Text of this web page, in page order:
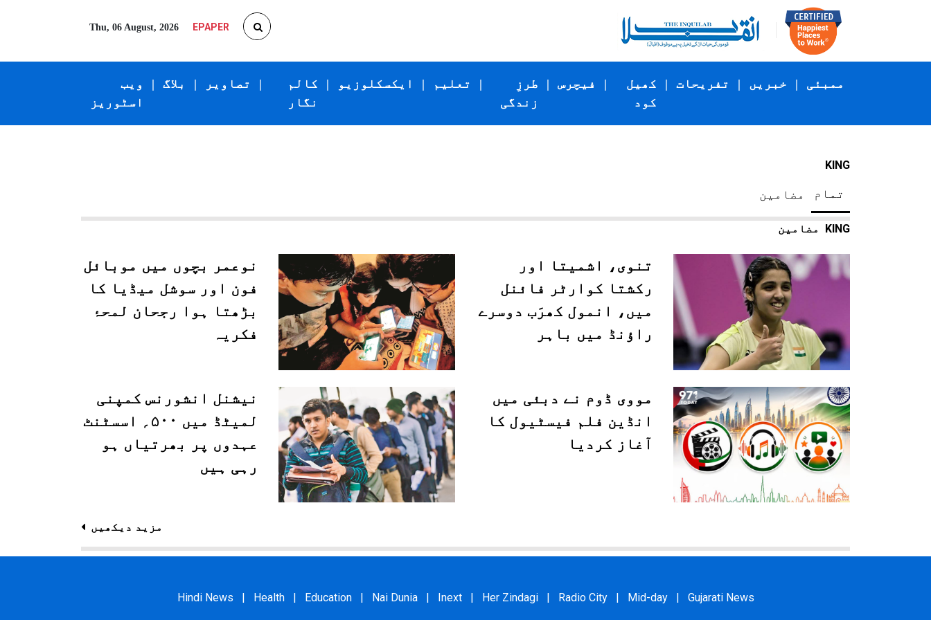
Thu, 06 August, 2026 EPAPER
ویب
اسٹوریز
| بلاگ | تصاویر |
کالم
نگار
| ایکسکلوزیو | تعلیم |
طرزِ
زندگی
| فیچرس |
کھیل
کود
| تفریحات | خبریں | ممبئی
KING
مضامین تمام
KING
تنوی، اشمیتا اور
رکشتا کوارٹر فائنل
میں، انمول کھرَب دوسرے
راؤنڈ میں باہر
نوعمر بچوں میں موبائل
فون اور سوشل میڈیا کا
بڑھتا ہوا رجحان لمحۂ
فکریہ
مووی ڈوم نے دبئی میں
انڈین فلم فیسٹیول کا
آغاز کردیا
نیشنل انشورنس کمپنی
لمیٹڈ میں ۵۰۰؍ اسسٹنٹ
عہدوں پر بھرتیاں ہو
رہی ہیں
مزید دیکھیں
Hindi News Health Education Nai Dunia Inext Her Zindagi Radio City Mid-day Gujarati News